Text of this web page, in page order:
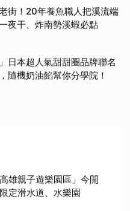
街！20年養魚職人把溪流端
夜干、炸南勢溪蝦必點
日本超人氣甜甜圈品牌聯名
隨機奶油餡幫你分學院！
雄親子遊樂園區」今開
定滑水道、水樂園